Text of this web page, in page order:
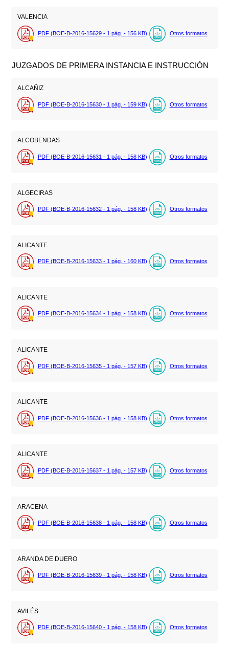
VALENCIA
PDF (BOE-B-2016-15629 - 1 pág. - 156 KB) Otros formatos
JUZGADOS DE PRIMERA INSTANCIA E INSTRUCCIÓN
ALCAÑIZ
PDF (BOE-B-2016-15630 - 1 pág. - 159 KB) Otros formatos
ALCOBENDAS
PDF (BOE-B-2016-15631 - 1 pág. - 158 KB) Otros formatos
ALGECIRAS
PDF (BOE-B-2016-15632 - 1 pág. - 158 KB) Otros formatos
ALICANTE
PDF (BOE-B-2016-15633 - 1 pág. - 160 KB) Otros formatos
ALICANTE
PDF (BOE-B-2016-15634 - 1 pág. - 158 KB) Otros formatos
ALICANTE
PDF (BOE-B-2016-15635 - 1 pág. - 157 KB) Otros formatos
ALICANTE
PDF (BOE-B-2016-15636 - 1 pág. - 158 KB) Otros formatos
ALICANTE
PDF (BOE-B-2016-15637 - 1 pág. - 157 KB) Otros formatos
ARACENA
PDF (BOE-B-2016-15638 - 1 pág. - 158 KB) Otros formatos
ARANDA DE DUERO
PDF (BOE-B-2016-15639 - 1 pág. - 158 KB) Otros formatos
AVILÉS
PDF (BOE-B-2016-15640 - 1 pág. - 158 KB) Otros formatos